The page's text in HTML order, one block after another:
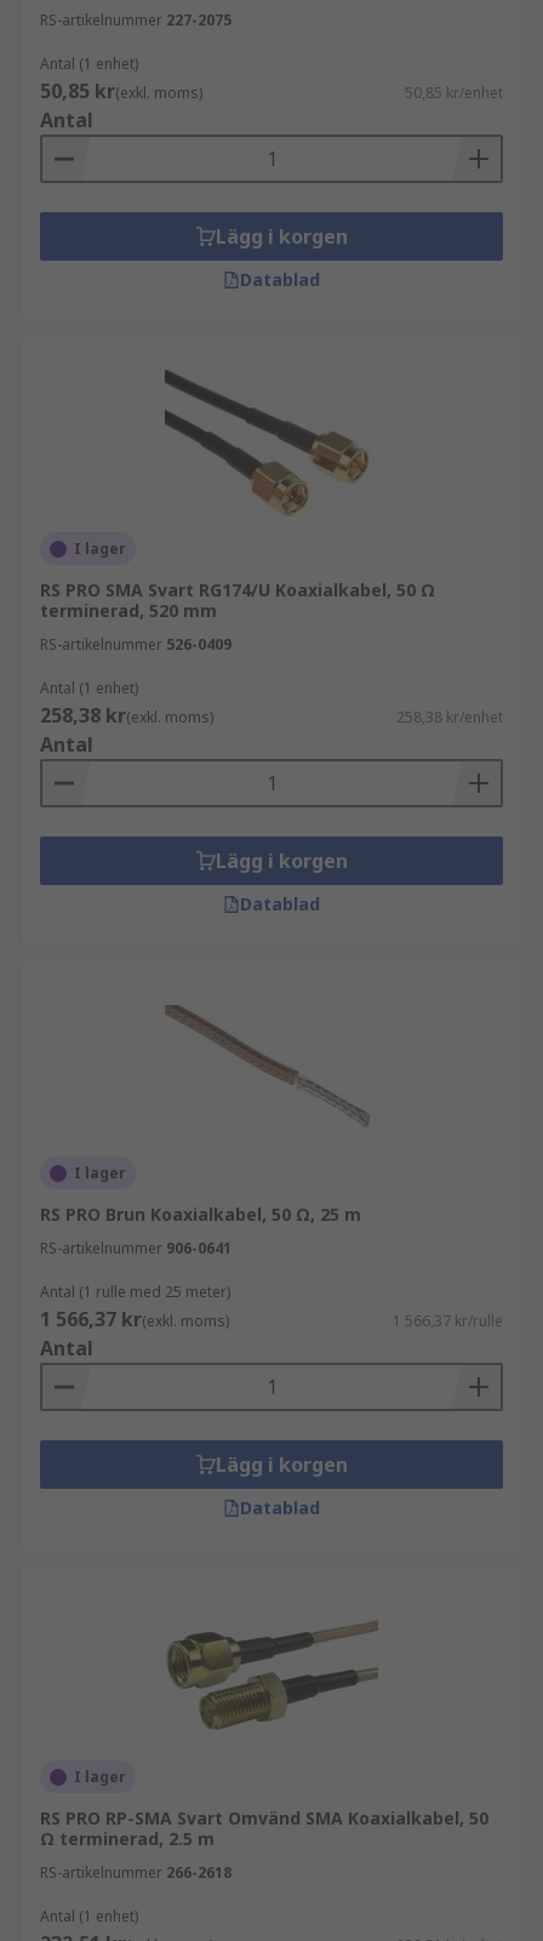
RS-artikelnummer 227-2075
Antal (1 enhet)
50,85 kr(exkl. moms) 50,85 kr/enhet
Antal
Lägg i korgen
Datablad
I lager
RS PRO SMA Svart RG174/U Koaxialkabel, 50 Ω
terminerad, 520 mm
RS-artikelnummer 526-0409
Antal (1 enhet)
258,38 kr(exkl. moms) 258,38 kr/enhet
Antal
Lägg i korgen
Datablad
I lager
RS PRO Brun Koaxialkabel, 50 Ω, 25 m
RS-artikelnummer 906-0641
Antal (1 rulle med 25 meter)
1 566,37 kr(exkl. moms) 1 566,37 kr/rulle
Antal
Lägg i korgen
Datablad
I lager
RS PRO RP-SMA Svart Omvänd SMA Koaxialkabel, 50
Ω terminerad, 2.5 m
RS-artikelnummer 266-2618
Antal (1 enhet)